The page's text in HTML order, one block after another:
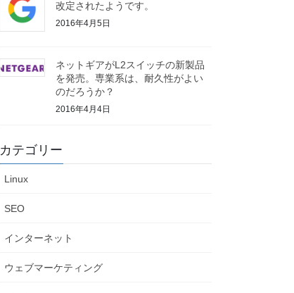
改定されたようです。
2016年4月5日
ネットギアがL2スイッチの新製品
を発売。専業系は、耐久性がよい
のだろうか？
2016年4月4日
カテゴリー
Linux
SEO
インターネット
ウェブマーケティング